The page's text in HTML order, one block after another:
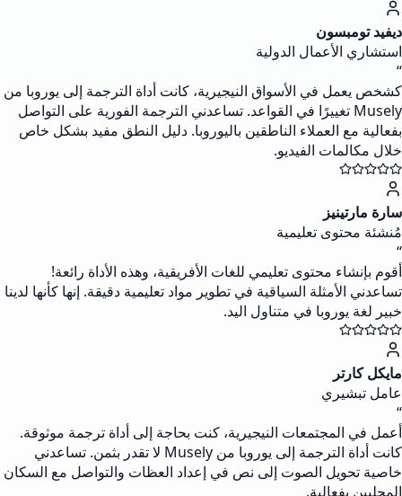
ديفيد تومبسون
استشاري الأعمال الدولية
“
كشخص يعمل في الأسواق النيجيرية، كانت أداة الترجمة إلى يوروبا من
Musely تغييرًا في القواعد. تساعدني الترجمة الفورية على التواصل
بفعالية مع العملاء الناطقين باليوروبا. دليل النطق مفيد بشكل خاص
خلال مكالمات الفيديو.
سارة مارتينيز
مُنشئة محتوى تعليمية
“
أقوم بإنشاء محتوى تعليمي للغات الأفريقية، وهذه الأداة رائعة!
تساعدني الأمثلة السياقية في تطوير مواد تعليمية دقيقة. إنها كأنها لدينا
خبير لغة يوروبا في متناول اليد.
مايكل كارتر
عامل تبشيري
“
أعمل في المجتمعات النيجيرية، كنت بحاجة إلى أداة ترجمة موثوقة.
كانت أداة الترجمة إلى يوروبا من Musely لا تقدر بثمن. تساعدني
خاصية تحويل الصوت إلى نص في إعداد العظات والتواصل مع السكان
المحليين بفعالية.